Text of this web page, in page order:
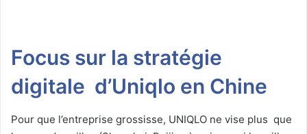
Focus sur la stratégie
digitale d’Uniqlo en Chine
Pour que l’entreprise grossisse, UNIQLO ne vise plus que